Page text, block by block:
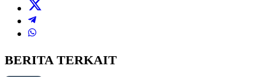
BERITA TERKAIT